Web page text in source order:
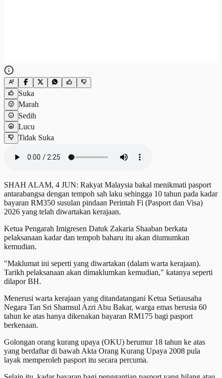
Suka
Marah
Sedih
Lucu
Tidak Suka
SHAH ALAM, 4 JUN: Rakyat Malaysia bakal menikmati pasport
antarabangsa dengan tempoh sah laku sehingga 10 tahun pada kadar
bayaran RM350 susulan pindaan Perintah Fi (Pasport dan Visa)
2026 yang telah diwartakan kerajaan.
Ketua Pengarah Imigresen Datuk Zakaria Shaaban berkata
pelaksanaan kadar dan tempoh baharu itu akan diumumkan
kemudian.
"Maklumat ini seperti yang diwartakan (dalam warta kerajaan).
Tarikh pelaksanaan akan dimaklumkan kemudian," katanya seperti
dilapor BH.
Menerusi warta kerajaan yang ditandatangani Ketua Setiausaha
Negara Tan Sri Shamsul Azri Abu Bakar, warga emas berusia 60
tahun ke atas hanya dikenakan bayaran RM175 bagi pasport
berkenaan.
Golongan orang kurang upaya (OKU) berumur 18 tahun ke atas
yang berdaftar di bawah Akta Orang Kurang Upaya 2008 pula
layak memperoleh pasport itu secara percuma.